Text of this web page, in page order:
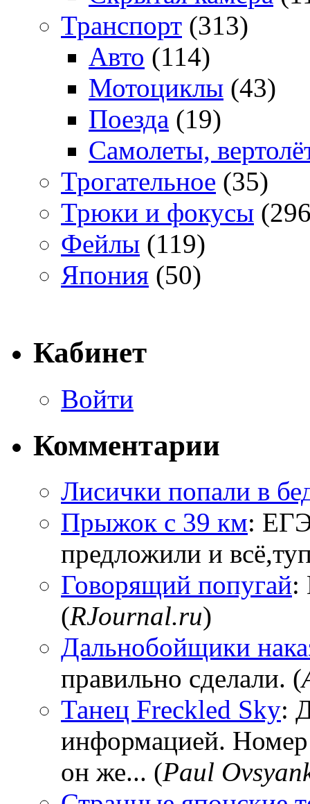
Транспорт (313)
Авто (114)
Мотоциклы (43)
Поезда (19)
Самолеты,
Трогательное (35)
Трюки и фокусы
Фейлы (119)
Япония (50)
Кабинет
Войти
Комментарии
Лисички попали в
Прыжок с 39 км:
предложили и
Говорящий попугай:
(RJournal.ru)
Дальнобойщики
правильно сделали. (
Танец Freckled Sky:
информацией.
он же... (Paul